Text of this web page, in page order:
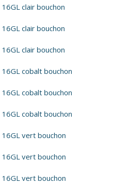
clair bouchon
clair bouchon
clair bouchon
cobalt bouchon
cobalt bouchon
cobalt bouchon
16GL vert bouchon
16GL vert bouchon
16GL vert bouchon